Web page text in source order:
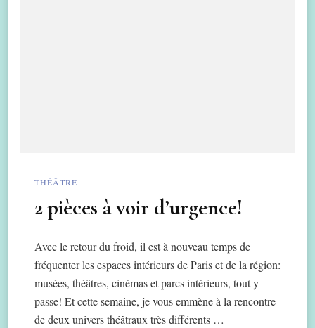
THÉÂTRE
2 pièces à voir d’urgence!
Avec le retour du froid, il est à nouveau temps de
fréquenter les espaces intérieurs de Paris et de la région:
musées, théâtres, cinémas et parcs intérieurs, tout y
passe! Et cette semaine, je vous emmène à la rencontre
de deux univers théâtraux très différents …